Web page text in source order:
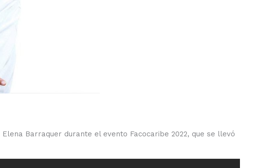
Barraquer durante el evento Facocaribe 2022, que se llevó